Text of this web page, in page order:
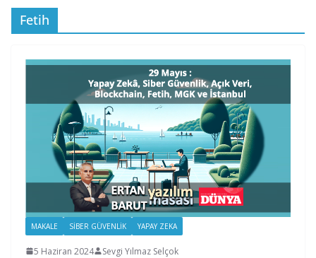
Fetih
MAKALE SIBER GÜVENLIK YAPAY ZEKA
5 Haziran 2024 Sevgi Yılmaz Selçok